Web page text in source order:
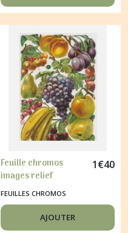
Feuille chromos
images relief
découpage collage
FRUITS 7311
1€40
FEUILLES CHROMOS
AJOUTER